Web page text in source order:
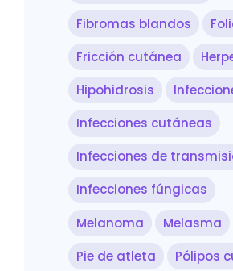
Fibromas blandos
Fricción cutánea
Hipohidrosis
Infecciones cutáneas
Infecciones de
Infecciones fúngicas
Melanoma
Melasma
Pie de atleta
Pólipos